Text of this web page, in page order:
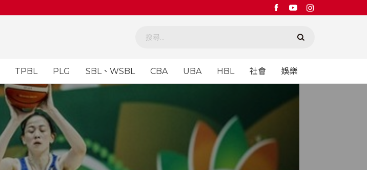
TPBL PLG SBL、WSBL CBA UBA HBL 社會 娛樂